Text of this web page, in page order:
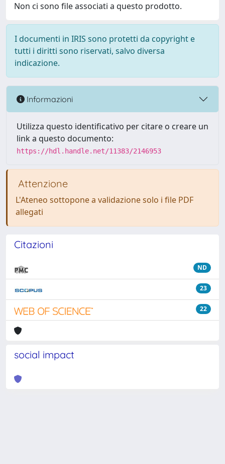
Non ci sono file associati a questo prodotto.
I documenti in IRIS sono protetti da copyright e
tutti i diritti sono riservati, salvo diversa
indicazione.
Informazioni
Utilizza questo identificativo per citare o creare un
link a questo documento:
https://hdl.handle.net/11383/2146953
Attenzione
L'Ateneo sottopone a validazione solo i file PDF
allegati
Citazioni
ND
23
22
social impact